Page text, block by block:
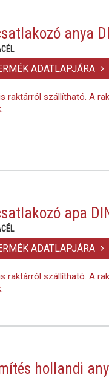
anya
ADATLAPJÁRA
raktárról szállítható. A
apa
ADATLAPJÁRA
raktárról szállítható. A
hollandi